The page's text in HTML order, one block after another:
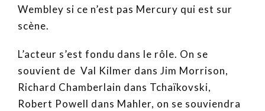
Wembley si ce n’est pas Mercury qui est sur
scène.
L’acteur s’est fondu dans le rôle. On se
souvient de Val Kilmer dans Jim Morrison,
Richard Chamberlain dans Tchaïkovski,
Robert Powell dans Mahler, on se souviendra